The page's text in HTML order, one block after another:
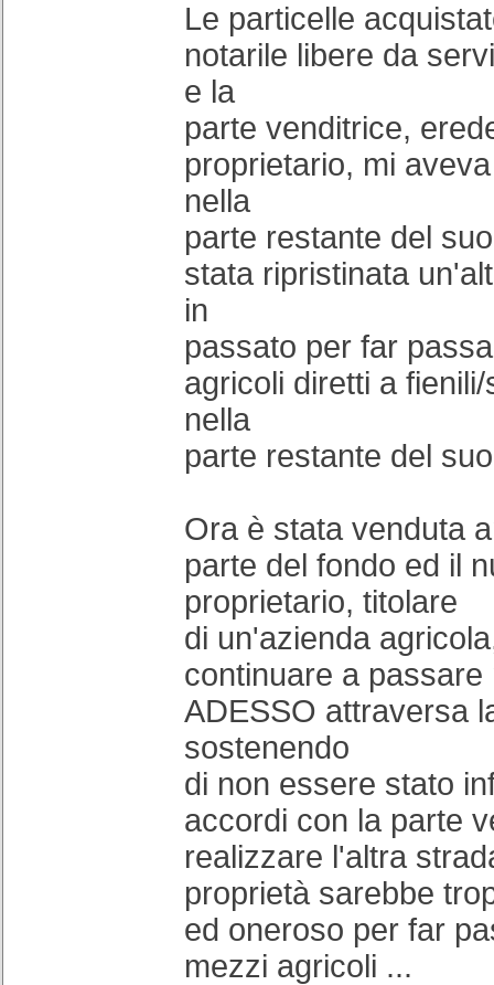
Le particelle
notarile libere da
e la
parte venditrice,
proprietario, mi
nella
parte restante del
stata ripristinata
in
passato per far
agricoli diretti a
nella
parte restante del
Ora è stata venduta
parte del fondo ed il
proprietario, titolare
di un'azienda
continuare a
ADESSO attraversa
sostenendo
di non essere stato
accordi con la parte
realizzare l'altra
proprietà sarebbe
ed oneroso per far
mezzi agricoli ...